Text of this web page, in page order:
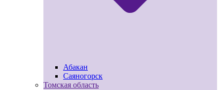
Абакан
Саяногорск
Томская область